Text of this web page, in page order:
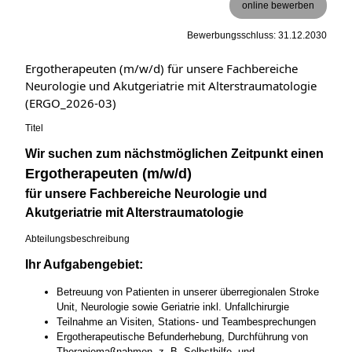
online bewerben
Bewerbungsschluss: 31.12.2030
Ergotherapeuten (m/w/d) für unsere Fachbereiche
Neurologie und Akutgeriatrie mit Alterstraumatologie
(ERGO_2026-03)
Titel
Wir suchen zum nächstmöglichen Zeitpunkt einen
Ergotherapeuten (m/w/d)
für unsere Fachbereiche Neurologie und
Akutgeriatrie mit Alterstraumatologie
Abteilungsbeschreibung
Ihr Aufgabengebiet:
Betreuung von Patienten in unserer überregionalen Stroke
Unit, Neurologie sowie Geriatrie inkl. Unfallchirurgie
Teilnahme an Visiten, Stations- und Teambesprechungen
Ergotherapeutische Befunderhebung, Durchführung von